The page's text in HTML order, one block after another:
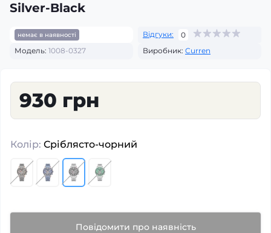
Silver-Black
немає в наявності Відгуки:
0
Модель: 1008-0327 Виробник: Curren
930 грн
Колір: Сріблясто-чорний
Повідомити про наявність